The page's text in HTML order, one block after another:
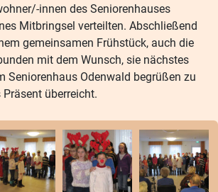
innen des Seniorenhauses
Mitbringsel verteilten. Abschließend
gemeinsamen Frühstück, auch die
mit dem Wunsch, sie nächstes
Seniorenhaus Odenwald begrüßen zu
überreicht.